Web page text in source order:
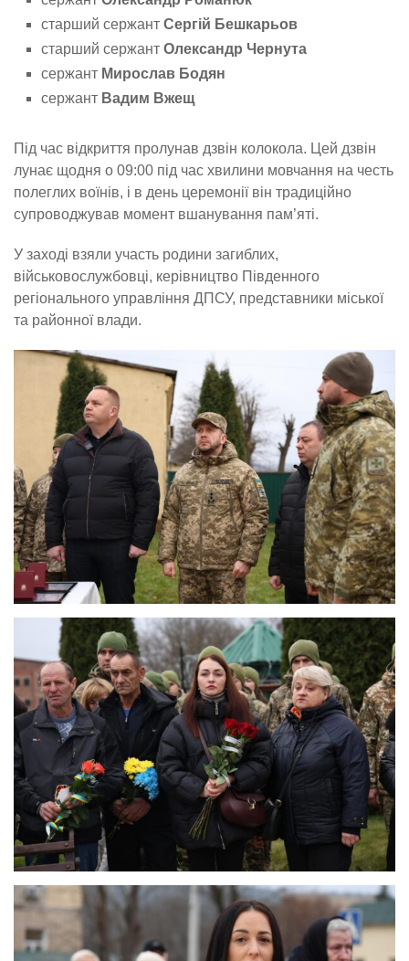
старший сержант Сергій Бешкарьов
старший сержант Олександр Чернута
сержант Мирослав Бодян
сержант Вадим Вжещ
Під час відкриття пролунав дзвін колокола. Цей дзвін
лунає щодня о 09:00 під час хвилини мовчання на честь
полеглих воїнів, і в день церемонії він традиційно
супроводжував момент вшанування пам’яті.
У заході взяли участь родини загиблих,
військовослужбовці, керівництво Південного
регіонального управління ДПСУ, представники міської
та районної влади.